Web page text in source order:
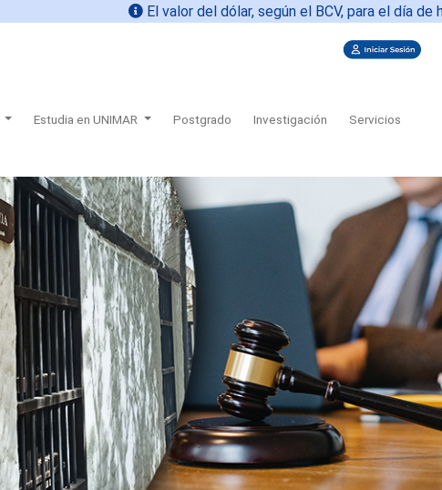
El valor del dólar, según el BCV, para el día de hoy
Estudia en UNIMAR Postgrado Investigación Servicios